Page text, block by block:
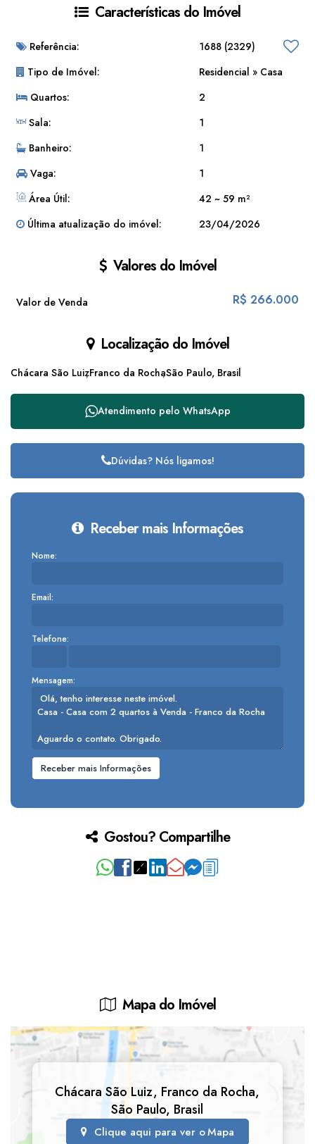
Características do Imóvel
Referência: 1688 (2329)
Tipo de Imóvel:
Residencial » Casa
Quartos:
2
Sala:
1
Banheiro:
1
Vaga:
1
Área Útil:
42 ~ 59 m²
Última atualização do imóvel:
23/04/2026
Valores do Imóvel
R$ 266.000
Valor de Venda
Localização do Imóvel
Chácara São LuizFranco da RochaSão Paulo, Brasil
Atendimento pelo WhatsApp
Dúvidas? Nós ligamos!
Receber mais Informações
Nome:
Email:
Telefone:
Mensagem:
Gostou? Compartilhe
Mapa do Imóvel
Chácara São Luiz, Franco da Rocha,
São Paulo, Brasil
Clique aqui para ver oMapa